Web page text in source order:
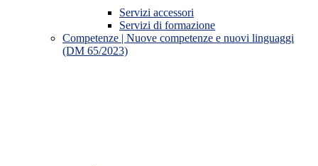
Servizi accessori
Servizi di formazione
Competenze | Nuove competenze e nuovi linguaggi
(DM 65/2023)